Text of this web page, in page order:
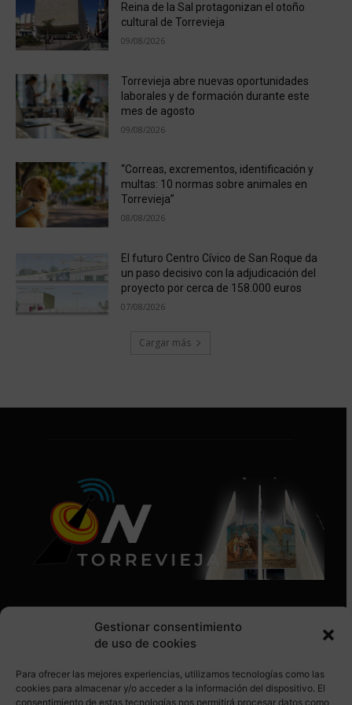
Gestionar consentimiento
de uso de cookies
Para ofrecer las mejores experiencias, utilizamos tecnologías como las
cookies para almacenar y/o acceder a la información del dispositivo. El
consentimiento de estas tecnologías nos permitirá procesar datos como
Reina de la Sal protagonizan el otoño
cultural de Torrevieja
09/08/2026
Torrevieja abre nuevas oportunidades
laborales y de formación durante este
mes de agosto
09/08/2026
“Correas, excrementos, identificación y
multas: 10 normas sobre animales en
Torrevieja”
08/08/2026
El futuro Centro Cívico de San Roque da
un paso decisivo con la adjudicación del
proyecto por cerca de 158.000 euros
07/08/2026
Cargar más
SÍGUENOS EN REDES SOCIALES